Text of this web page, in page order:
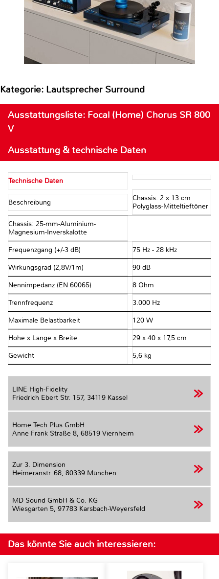
Kategorie: Lautsprecher Surround
Ausstattungsliste: Focal (Home) Chorus SR 800
V
Ausstattung & technische Daten
Technische Daten
Beschreibung
Chassis: 2 x 13 cm
Polyglass-Mitteltieftöner
Chassis: 25-mm-Aluminium-
Magnesium-Inverskalotte
Frequenzgang (+/-3 dB) 75 Hz - 28 kHz
Wirkungsgrad (2,8V/1m) 90 dB
Nennimpedanz (EN 60065) 8 Ohm
Trennfrequenz 3.000 Hz
Maximale Belastbarkeit 120 W
Höhe x Länge x Breite 29 x 40 x 17,5 cm
Gewicht 5,6 kg
LINE High-Fidelity
Friedrich Ebert Str. 157, 34119 Kassel
Home Tech Plus GmbH
Anne Frank Straße 8, 68519 Viernheim
Zur 3. Dimension
Heimeranstr. 68, 80339 München
MD Sound GmbH & Co. KG
Wiesgarten 5, 97783 Karsbach-Weyersfeld
Das könnte Sie auch interessieren: